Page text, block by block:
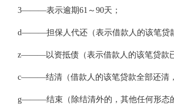
3———表示逾期61～90天；
d———担保人代还（表示借款人的该笔贷
z———以资抵债（表示借款人的该笔贷款
c———结清（借款人的该笔贷款全部还清
g———结束（除结清外的，其他任何形态